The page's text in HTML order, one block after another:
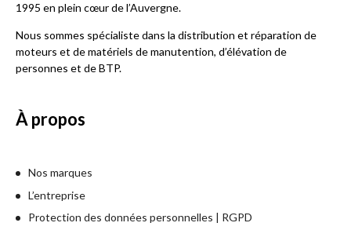
1995 en plein cœur de l’Auvergne.
Nous sommes spécialiste dans la distribution et réparation de
moteurs et de matériels de manutention, d’élévation de
personnes et de BTP.
À propos
Nos marques
L’entreprise
Protection des données personnelles | RGPD